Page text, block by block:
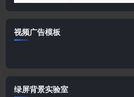
视频广告模板
绿屏背景实验室